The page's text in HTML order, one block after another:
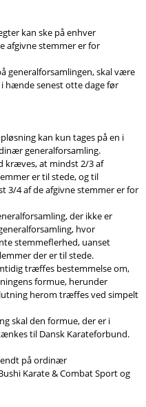
kan ske på enhver
afgivne stemmer er for
generalforsamlingen, skal være
hænde senest otte dage før
kan kun tages på en i
generalforsamling.
kræves, at mindst 2/3 af
er til stede, og til
3/4 af de afgivne stemmer er for
der ikke er
hvor
stemmeflerhed, uanset
der er til stede.
træffes bestemmelse om,
formue, herunder
herom træffes ved simpelt
skal den formue, der er i
til Dansk Karateforbund.
på ordinær
Karate & Combat Sport og